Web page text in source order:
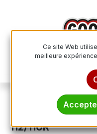
KUMHO
112/110R
Ce site Web
meilleure